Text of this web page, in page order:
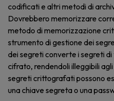
codificati e altri metodi di
Dovrebbero memorizzare
metodo di memorizzazione
strumento di gestione dei
dei segreti converte i segreti
cifrato, rendendoli illeggibili
segreti crittografati possono
una chiave segreta o una